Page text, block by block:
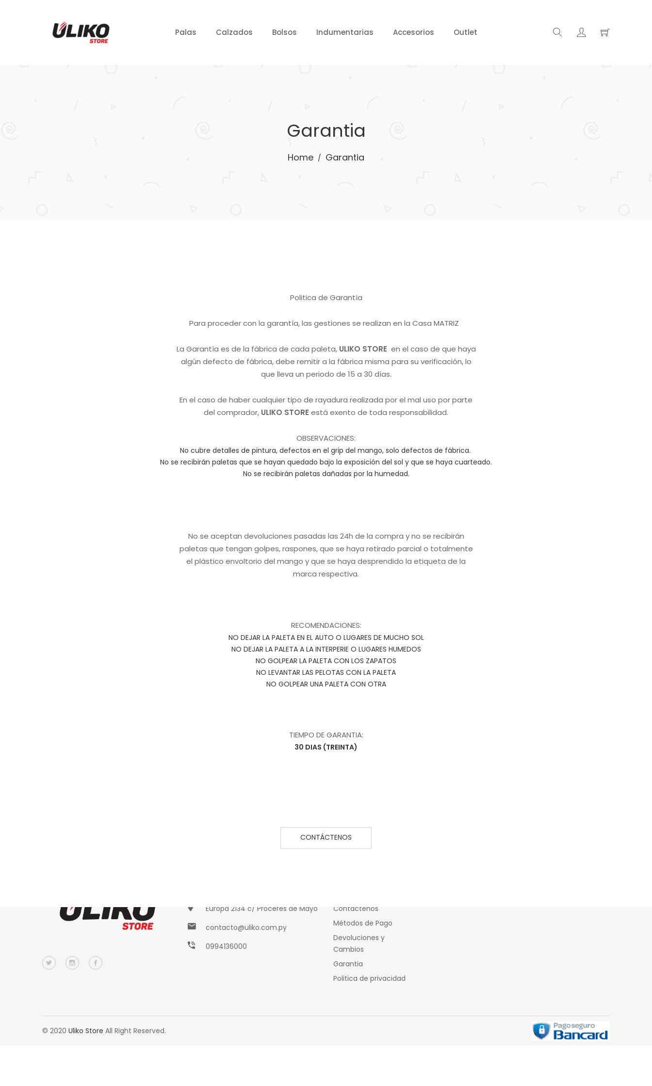
Palas Calzados Bolsos Indumentarias Accesorios Outlet
Garantia
Home / Garantia
Politica de Garantía
Para proceder con la garantía, las gestiones se realizan en la Casa MATRIZ
La Garantía es de la fábrica de cada paleta, ULIKO STORE en el caso de que haya
algún defecto de fábrica, debe remitir a la fábrica misma para su verificación, lo
que lleva un periodo de 15 a 30 días.
En el caso de haber cualquier tipo de rayadura realizada por el mal uso por parte
del comprador, ULIKO STORE está exento de toda responsabilidad.
OBSERVACIONES:
No cubre detalles de pintura, defectos en el grip del mango, solo defectos de fábrica.
No se recibirán paletas que se hayan quedado bajo la exposición del sol y que se haya cuarteado.
No se recibirán paletas dañadas por la humedad.
No se aceptan devoluciones pasadas las 24h de la compra y no se recibirán
paletas que tengan golpes, raspones, que se haya retirado parcial o totalmente
el plástico envoltorio del mango y que se haya desprendido la etiqueta de la
marca respectiva.
RECOMENDACIONES:
NO DEJAR LA PALETA EN EL AUTO O LUGARES DE MUCHO SOL
NO DEJAR LA PALETA A LA INTERPERIE O LUGARES HUMEDOS
NO GOLPEAR LA PALETA CON LOS ZAPATOS
NO LEVANTAR LAS PELOTAS CON LA PALETA
NO GOLPEAR UNA PALETA CON OTRA
TIEMPO DE GARANTIA:
30 DIAS (TREINTA)
CONTÁCTENOS
Europa 2134 c/ Próceres de Mayo
contacto@uliko.com.py
0994136000
Contáctenos
Métodos de Pago
Devoluciones y
Cambios
Garantia
Politica de privacidad
© 2020 Uliko Store All Right Reserved.